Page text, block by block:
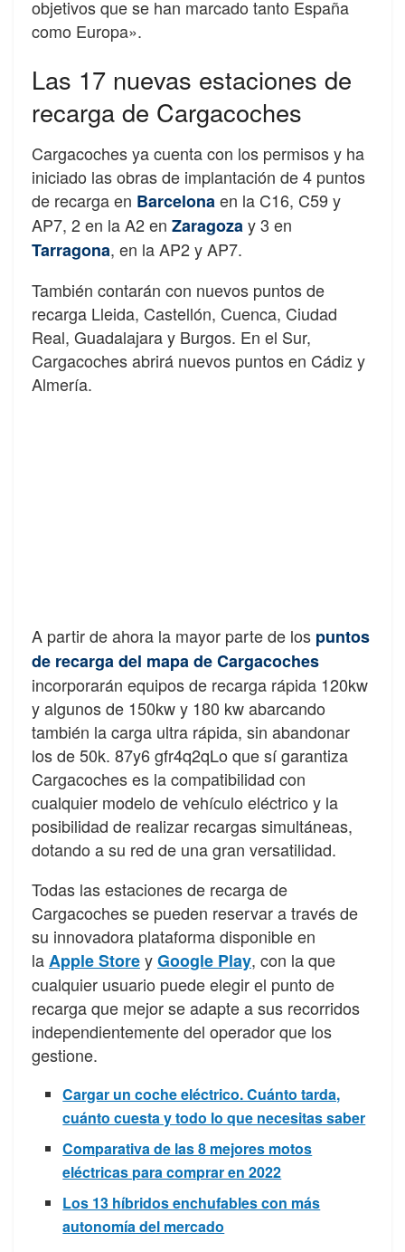
objetivos que se han marcado tanto España
como Europa».
Las 17 nuevas estaciones de
recarga de Cargacoches
Cargacoches ya cuenta con los permisos y ha
iniciado las obras de implantación de 4 puntos
de recarga en Barcelonaen la C16, C59 y
AP7, 2 en la A2 en Zaragozay 3 en
Tarragona, en la AP2 y AP7.
También contarán con nuevos puntos de
recarga Lleida, Castellón, Cuenca, Ciudad
Real, Guadalajara y Burgos. En el Sur,
Cargacoches abrirá nuevos puntos en Cádiz y
Almería.
A partir de ahora la mayor parte de los puntos
de recarga del mapa de Cargacoches
incorporarán equipos de recarga rápida 120kw
y algunos de 150kw y 180 kw abarcando
también la carga ultra rápida, sin abandonar
los de 50k. 87y6 gfr4q2qLo que sí garantiza
Cargacoches es la compatibilidad con
cualquier modelo de vehículo eléctrico y la
posibilidad de realizar recargas simultáneas,
dotando a su red de una gran versatilidad.
Todas las estaciones de recarga de
Cargacoches se pueden reservar a través de
su innovadora plataforma disponible en
laApple StoreyGoogle Play, con la que
cualquier usuario puede elegir el punto de
recarga que mejor se adapte a sus recorridos
independientemente del operador que los
gestione.
Cargar un coche eléctrico. Cuánto tarda,
cuánto cuesta y todo lo que necesitas saber
Comparativa de las 8 mejores motos
eléctricas para comprar en 2022
Los 13 híbridos enchufables con más
autonomía del mercado